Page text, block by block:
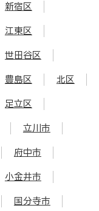
新宿区
江東区
世田谷区
豊島区 北区
足立区
立川市
府中市
小金井市
国分寺市